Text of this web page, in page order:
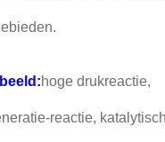
hoge drukreactie,
reactie,